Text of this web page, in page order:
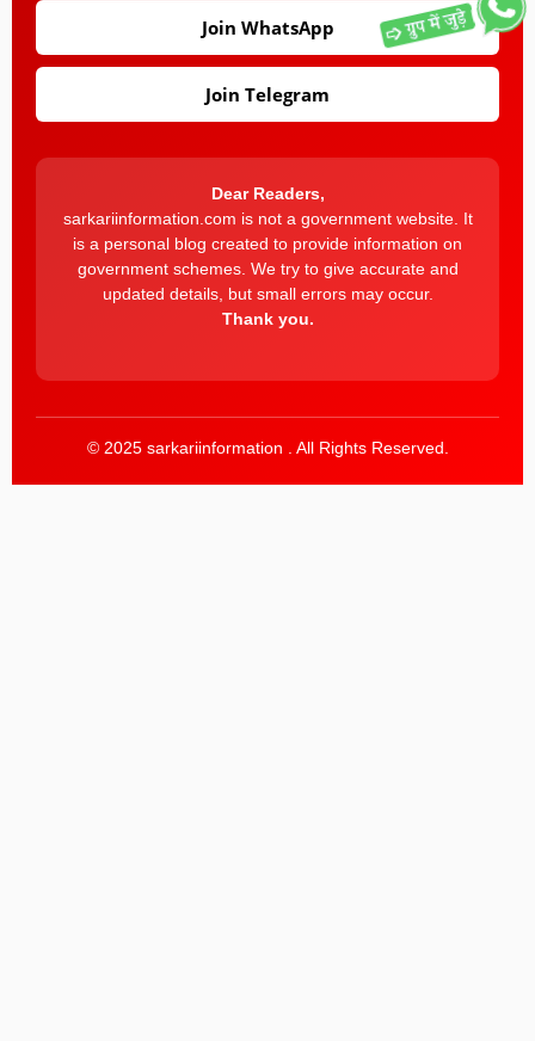
Join WhatsApp
Join Telegram
Dear Readers,
sarkariinformation.com is not a government website. It
is a personal blog created to provide information on
government schemes. We try to give accurate and
updated details, but small errors may occur.
Thank you.
© 2025 sarkariinformation . All Rights Reserved.